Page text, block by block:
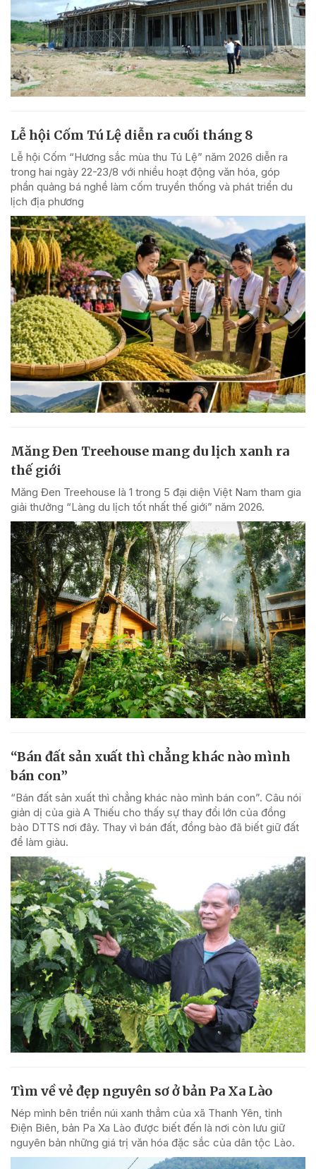
Lễ hội Cốm Tú Lệ diễn ra cuối tháng 8
Lễ hội Cốm “Hương sắc mùa thu Tú Lệ” năm 2026 diễn ra
trong hai ngày 22-23/8 với nhiều hoạt động văn hóa, góp
phần quảng bá nghề làm cốm truyền thống và phát triển du
lịch địa phương
Măng Đen Treehouse mang du lịch xanh ra
thế giới
Măng Đen Treehouse là 1 trong 5 đại diện Việt Nam tham gia
giải thưởng “Làng du lịch tốt nhất thế giới” năm 2026.
“Bán đất sản xuất thì chẳng khác nào mình
bán con”
“Bán đất sản xuất thì chẳng khác nào mình bán con”. Câu nói
giản dị của già A Thiếu cho thấy sự thay đổi lớn của đồng
bào DTTS nơi đây. Thay vì bán đất, đồng bào đã biết giữ đất
để làm giàu.
Tìm về vẻ đẹp nguyên sơ ở bản Pa Xa Lào
Nép mình bên triền núi xanh thẳm của xã Thanh Yên, tỉnh
Điện Biên, bản Pa Xa Lào được biết đến là nơi còn lưu giữ
nguyên bản những giá trị văn hóa đặc sắc của dân tộc Lào.